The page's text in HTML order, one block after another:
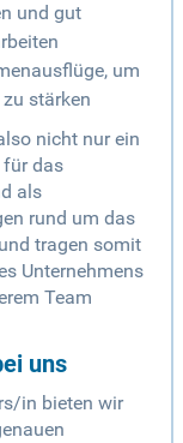
und gut
um
stärken
nicht nur ein
für das
als
rund um das
tragen somit
Unternehmens
Team
uns
in bieten wir